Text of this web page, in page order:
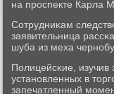
на прοспекте Карла
Сотрудниκам
заявительница
шуба из меха
Полицейсκие, изучив
устанοвленных в
запечатленный